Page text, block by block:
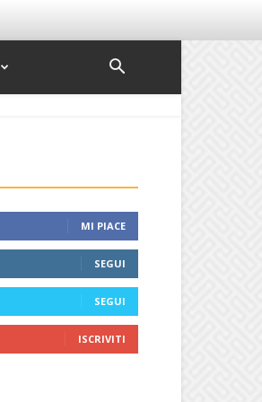
MI PIACE
SEGUI
SEGUI
ISCRIVITI